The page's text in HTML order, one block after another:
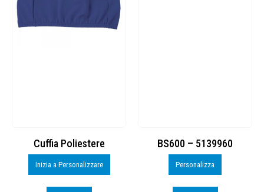
Cuffia Poliestere
Inizia a Personalizzare
BS600 – 5139960
Personalizza